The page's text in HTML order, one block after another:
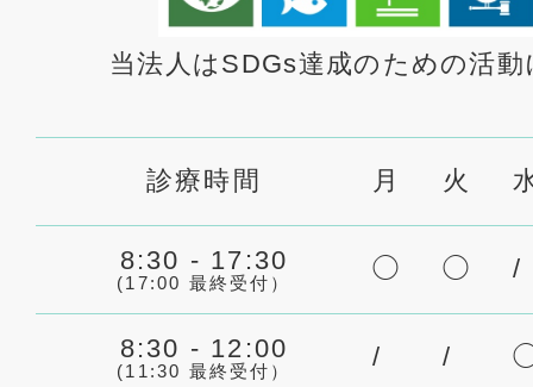
当法人はSDGs達成のための活
診療時間 月 火
8:30 - 17:30
(17:00 最終受付） ◯ ◯ /
8:30 - 12:00
(11:30 最終受付） / /